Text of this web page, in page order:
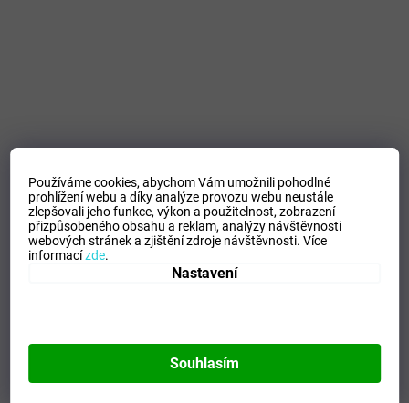
Používáme cookies, abychom Vám umožnili pohodlné
prohlížení webu a díky analýze provozu webu neustále
zlepšovali jeho funkce, výkon a použitelnost,zobrazení
přizpůsobeného obsahu a reklam, analýzy návštěvnosti
webových stránek a zjištění zdroje návštěvnosti.Více
informacízde.
Nastavení
Souhlasím